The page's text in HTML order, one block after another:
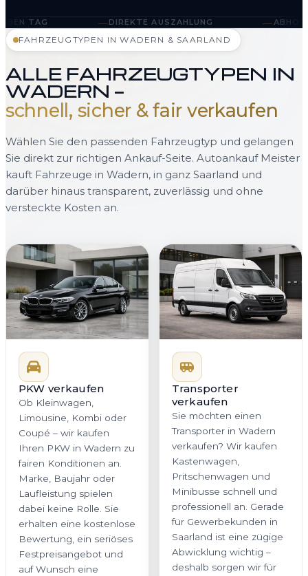
—DIREKTE AUSZAHLUNG —ABHOLUNG IN WADERN
FAHRZEUGTYPEN IN WADERN & SAARLAND
ALLE FAHRZEUGTYPEN IN
WADERN —
schnell, sicher & fair verkaufen
Wählen Sie den passenden Fahrzeugtyp und gelangen
Sie direkt zur richtigen Ankauf-Seite. Autoankauf Meister
kauft Fahrzeuge in Wadern, in ganz Saarland und
darüber hinaus transparent, zuverlässig und ohne
versteckte Kosten an.
PKW verkaufen
Ob Kleinwagen,
Limousine, Kombi oder
Coupé – wir kaufen
Ihren PKW in Wadern zu
fairen Konditionen an.
Marke, Baujahr oder
Laufleistung spielen
dabei keine Rolle. Sie
erhalten eine kostenlose
Bewertung, ein seriöses
Festpreisangebot und
auf Wunsch eine
Transporter
verkaufen
Sie möchten einen
Transporter in Wadern
verkaufen? Wir kaufen
Kastenwagen,
Pritschenwagen und
Minibusse schnell und
professionell an. Gerade
für Gewerbekunden in
Saarland ist eine zügige
Abwicklung wichtig –
deshalb sorgen wir für